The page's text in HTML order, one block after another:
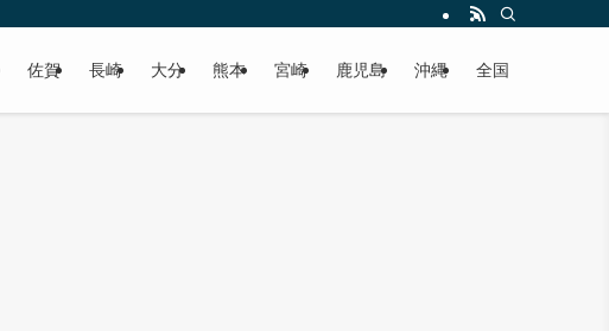
報をお届けします！
佐賀 長崎 大分 熊本 宮崎 鹿児島 沖縄 全国